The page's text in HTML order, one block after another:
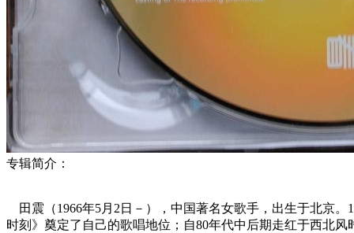
专辑简介：
田震（1966年5月2日－），中国著名女歌手，出生于北京。
时刻》奠定了自己的歌唱地位；自80年代中后期走红于西北